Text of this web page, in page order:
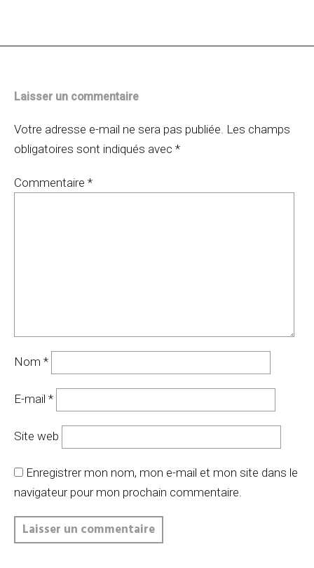
Laisser un commentaire
Votre adresse e-mail ne sera pas publiée. Les champs
obligatoires sont indiqués avec *
Commentaire *
Nom *
E-mail *
Site web
Enregistrer mon nom, mon e-mail et mon site dans le
navigateur pour mon prochain commentaire.